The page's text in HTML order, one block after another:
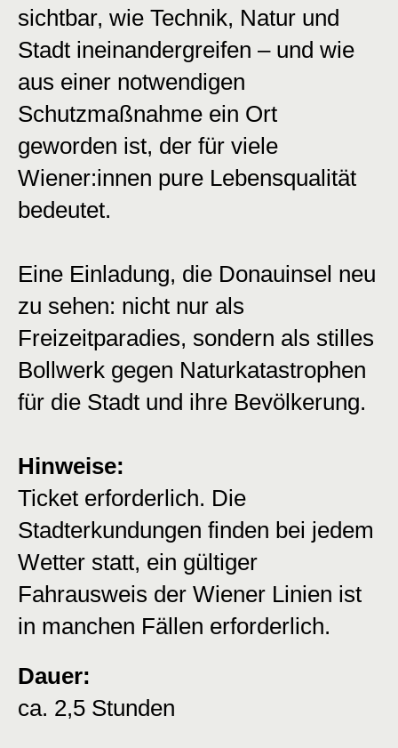
sichtbar, wie Technik, Natur und
Stadt ineinandergreifen – und wie
aus einer notwendigen
Schutzmaßnahme ein Ort
geworden ist, der für viele
Wiener:innen pure Lebensqualität
bedeutet.
Eine Einladung, die Donauinsel neu
zu sehen: nicht nur als
Freizeitparadies, sondern als stilles
Bollwerk gegen Naturkatastrophen
für die Stadt und ihre Bevölkerung.
Hinweise:
Ticket erforderlich. Die
Stadterkundungen finden bei jedem
Wetter statt, ein gültiger
Fahrausweis der Wiener Linien ist
in manchen Fällen erforderlich.
Dauer:
ca. 2,5 Stunden